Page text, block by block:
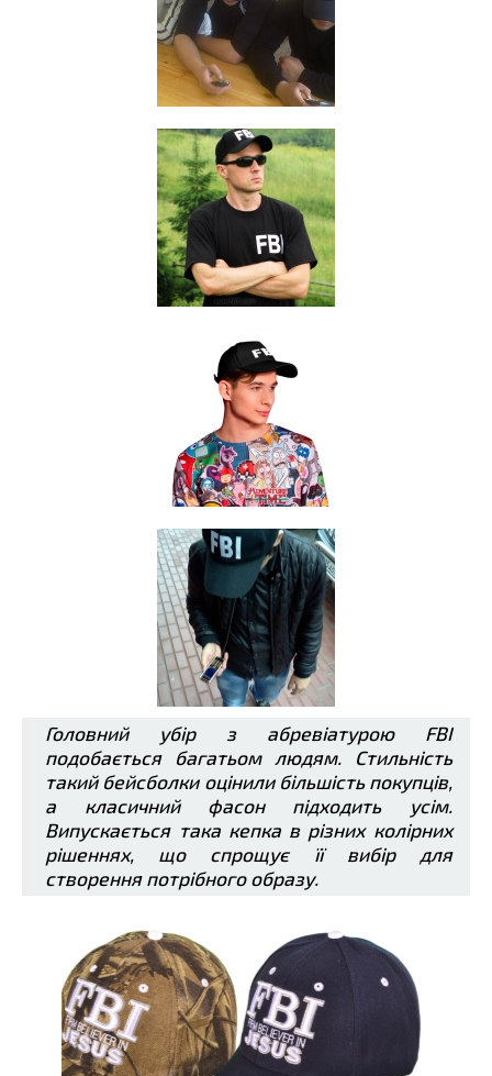
Головний убір з абревіатурою FBI
подобається багатьом людям. Стильність
такий бейсболки оцінили більшість покупців,
а класичний фасон підходить усім.
Випускається така кепка в різних колірних
рішеннях, що спрощує її вибір для
створення потрібного образу.